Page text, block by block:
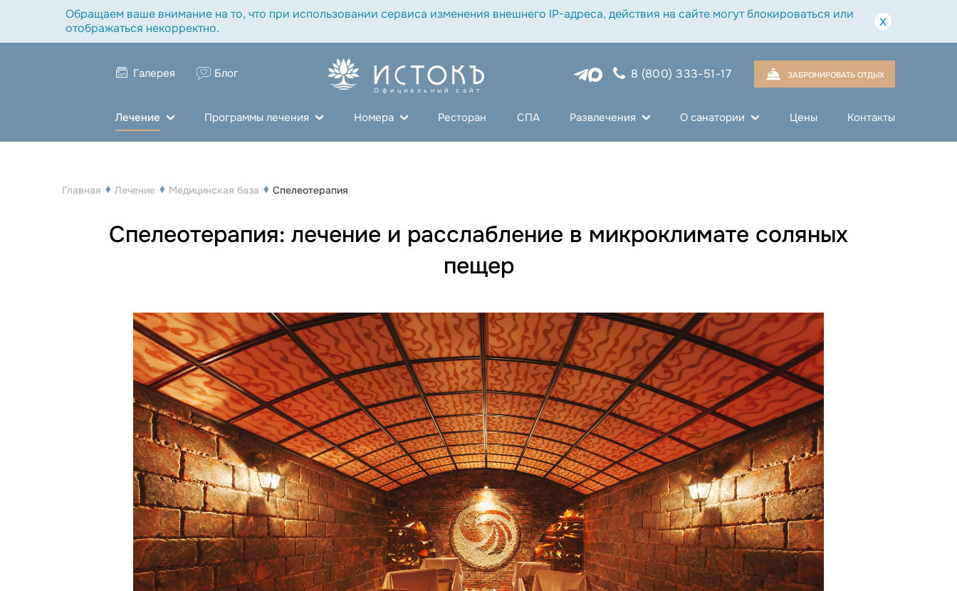
Обращаем ваше внимание на то, что при использовании сервиса изменения внешнего IP-адреса, действия на сайте могут блокироваться или
отображаться некорректно.
x
Галерея Блог
Официальный сайт
8 (800) 333-51-17 ЗАБРОНИРОВАТЬ ОТДЫХ
Лечение Программы лечения Номера Ресторан СПА Развлечения О санатории Цены Контакты
Главная Лечение Медицинская база Спелеотерапия
Спелеотерапия: лечение и расслабление в микроклимате соляных
пещер